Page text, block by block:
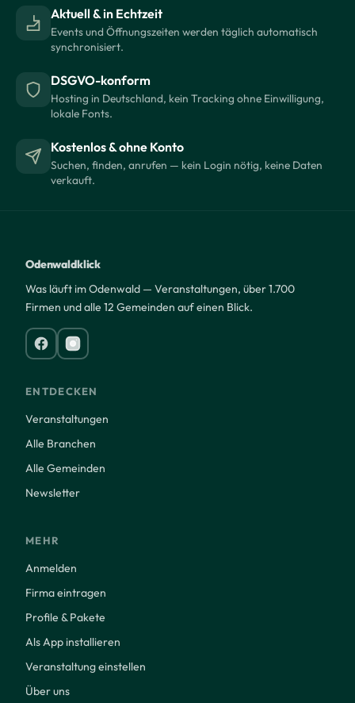
Aktuell & in Echtzeit
Events und Öffnungszeiten werden täglich automatisch
synchronisiert.
DSGVO-konform
Hosting in Deutschland, kein Tracking ohne Einwilligung,
lokale Fonts.
Kostenlos & ohne Konto
Suchen, finden, anrufen — kein Login nötig, keine Daten
verkauft.
Odenwaldklick
Was läuft im Odenwald — Veranstaltungen, über 1.700
Firmen und alle 12 Gemeinden auf einen Blick.
ENTDECKEN
Veranstaltungen
Alle Branchen
Alle Gemeinden
Newsletter
MEHR
Anmelden
Firma eintragen
Profile & Pakete
Als App installieren
Veranstaltung einstellen
Über uns